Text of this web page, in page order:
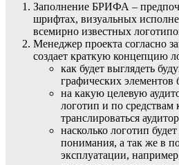
Заполнение БРИФА –
шрифтах, визуальных
всемирно известных
Менеджер проекта согласно
создает краткую концепцию
как будет выглядеть
графических элементов
на какую целевую
логотип и по средствам
транслироваться
насколько логотип
понимания, а так же в
эксплуатации,